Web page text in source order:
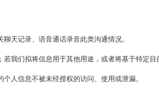
天记录、语音通话录音此类沟通情况。
我们拟将信息用于其他用途，或者将基于特定
人信息不被未经授权的访问、使用或泄漏。